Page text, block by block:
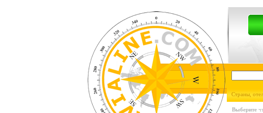
Страны,
Выберите